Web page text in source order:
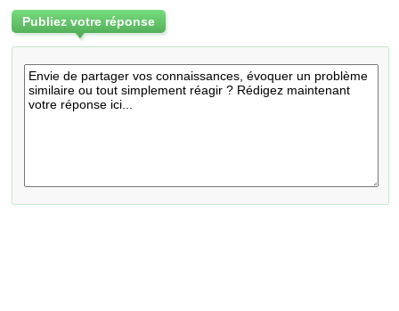
Publiez votre réponse